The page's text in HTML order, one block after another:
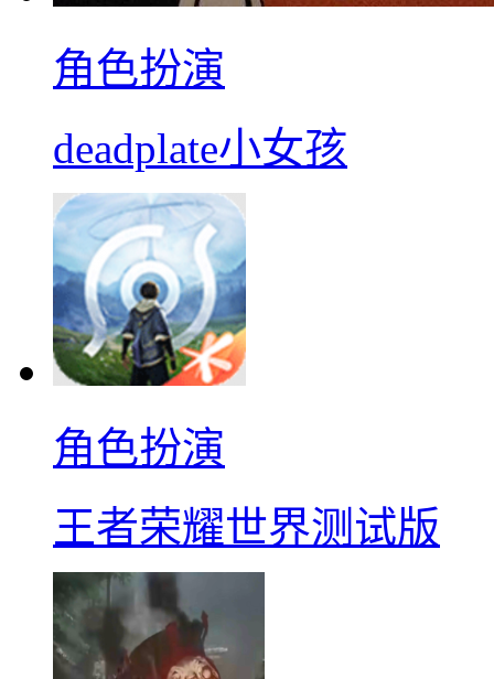
角色扮演
deadplate小女孩
角色扮演
王者荣耀世界测试版